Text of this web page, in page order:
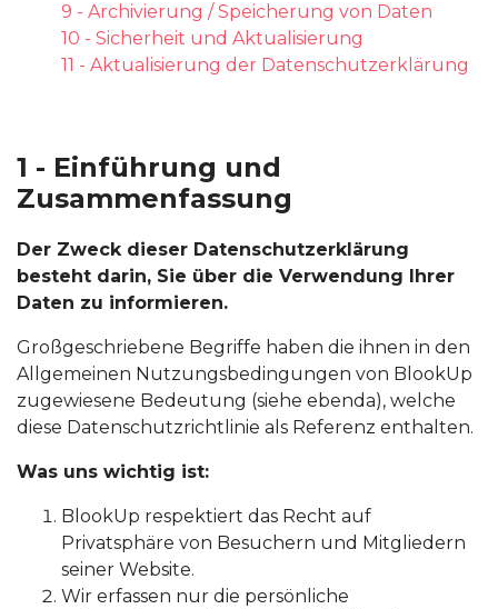
9 - Archivierung / Speicherung von Daten
10 - Sicherheit und Aktualisierung
11 - Aktualisierung der Datenschutzerklärung
1 - Einführung und
Zusammenfassung
Der Zweck dieser Datenschutzerklärung
besteht darin, Sie über die Verwendung Ihrer
Daten zu informieren.
Großgeschriebene Begriffe haben die ihnen in den
Allgemeinen Nutzungsbedingungen von BlookUp
zugewiesene Bedeutung (siehe ebenda), welche
diese Datenschutzrichtlinie als Referenz enthalten.
Was uns wichtig ist:
BlookUp respektiert das Recht auf
Privatsphäre von Besuchern und Mitgliedern
seiner Website.
Wir erfassen nur die persönliche